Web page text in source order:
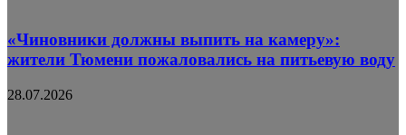
«Чиновники должны выпить на камеру»:
жители Тюмени пожаловались на питьевую воду
28.07.2026